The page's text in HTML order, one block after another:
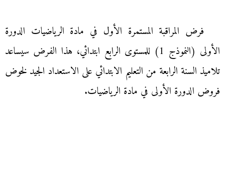
فرض المراقبة المستمرة الأول في مادة الرياضيات الدورة
الأولى (النموذج 1) للمستوى الرابع ابتدائي، هذا الفرض سيساعد
تلاميذ السنة الرابعة من التعليم الابتدائي على الاستعداد الجيد لخوض
فروض الدورة الأولى في مادة الرياضيات.